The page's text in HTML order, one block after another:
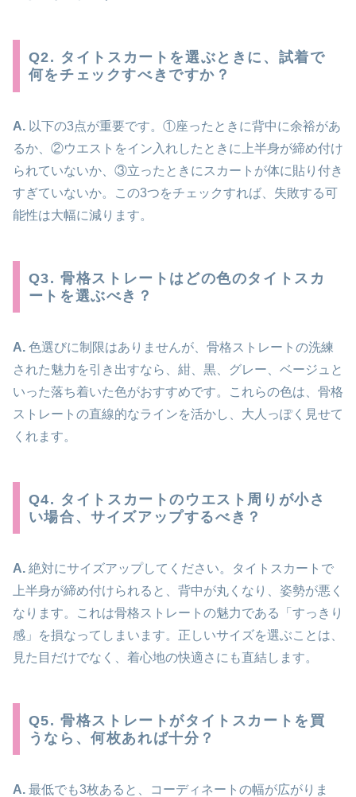
Q2. タイトスカートを選ぶときに、試着で
何をチェックすべきですか？
A. 以下の3点が重要です。①座ったときに背中に余裕があ
るか、②ウエストをイン入れしたときに上半身が締め付け
られていないか、③立ったときにスカートが体に貼り付き
すぎていないか。この3つをチェックすれば、失敗する可
能性は大幅に減ります。
Q3. 骨格ストレートはどの色のタイトスカ
ートを選ぶべき？
A. 色選びに制限はありませんが、骨格ストレートの洗練
された魅力を引き出すなら、紺、黒、グレー、ベージュと
いった落ち着いた色がおすすめです。これらの色は、骨格
ストレートの直線的なラインを活かし、大人っぽく見せて
くれます。
Q4. タイトスカートのウエスト周りが小さ
い場合、サイズアップするべき？
A. 絶対にサイズアップしてください。タイトスカートで
上半身が締め付けられると、背中が丸くなり、姿勢が悪く
なります。これは骨格ストレートの魅力である「すっきり
感」を損なってしまいます。正しいサイズを選ぶことは、
見た目だけでなく、着心地の快適さにも直結します。
Q5. 骨格ストレートがタイトスカートを買
うなら、何枚あれば十分？
A. 最低でも3枚あると、コーディネートの幅が広がりま